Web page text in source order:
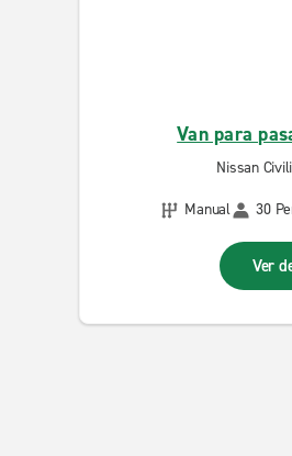
Van para
Nissan
Manual
30
Ver